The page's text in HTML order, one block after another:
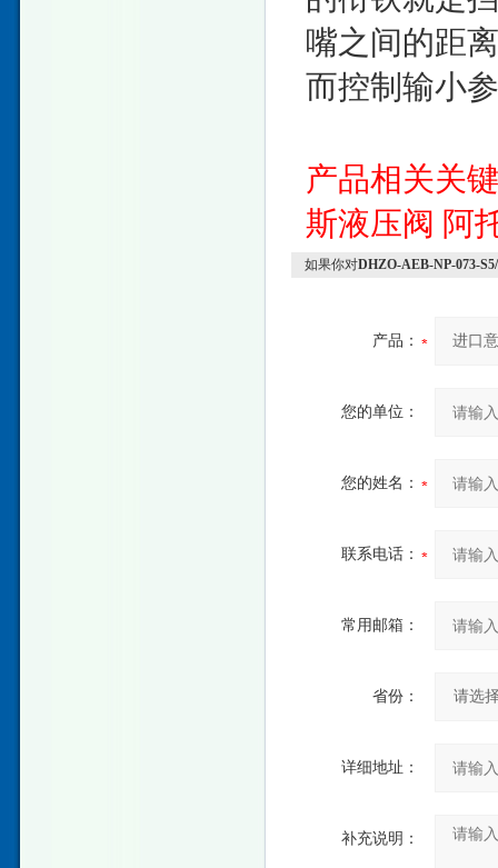
嘴之间的距
而控制输小
产品相关关
斯液压阀 阿
如果你对DHZO-AEB-NP-073-
产品：
您的单位：
您的姓名：
联系电话：
常用邮箱：
省份：
详细地址：
补充说明：